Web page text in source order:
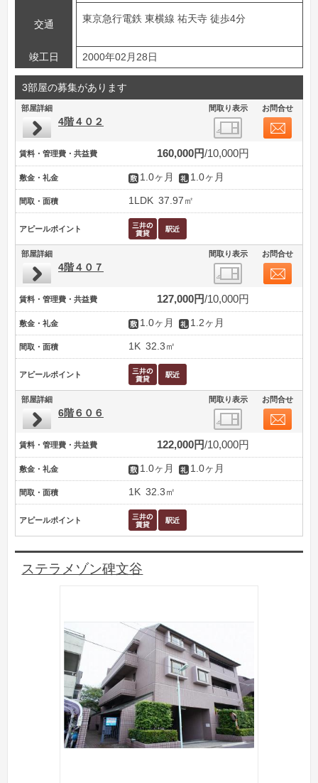
交通
東京急行電鉄 東横線 祐天寺 徒歩4分
竣工日 2000年02月28日
3部屋の募集があります
部屋詳細 間取り表示 お問合せ
4階４０２
賃料・管理費・共益費 160,000円 10,000円
敷金・礼金 1.0ヶ月 1.0ヶ月
間取・面積 1LDK 37.97㎡
アピールポイント
部屋詳細 間取り表示 お問合せ
4階４０７
賃料・管理費・共益費 127,000円 10,000円
敷金・礼金 1.0ヶ月 1.2ヶ月
間取・面積 1K 32.3㎡
アピールポイント
部屋詳細 間取り表示 お問合せ
6階６０６
賃料・管理費・共益費 122,000円 10,000円
敷金・礼金 1.0ヶ月 1.0ヶ月
間取・面積 1K 32.3㎡
アピールポイント
ステラメゾン碑文谷